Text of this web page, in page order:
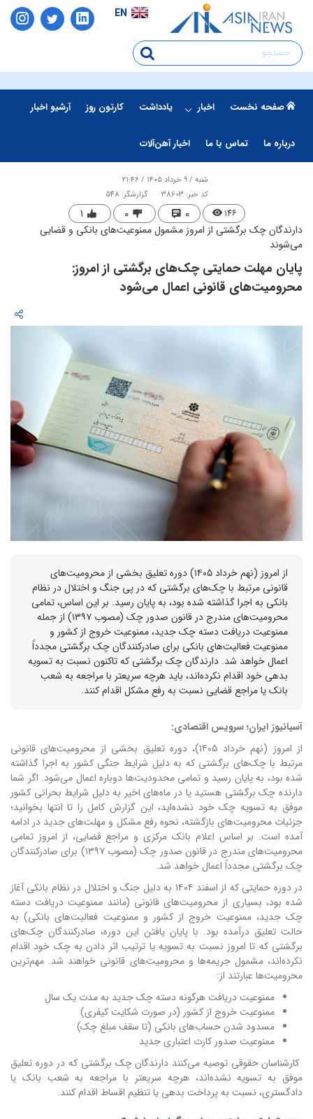
EN
صفحه نخست اخبار یادداشت کارتون روز آرشیو اخبار
درباره ما تماس با ما اخبار آهن‌آلات
شنبه / ۹ خرداد ۱۴۰۵ / ۲۱:۴۶
کد خبر: 38603
گزارشگر: 548
۱۴۶ ۰ ۰ ۱
دارندگان چک برگشتی از امروز مشمول ممنوعیت‌های بانکی و قضایی
می‌شوند
​پایان مهلت حمایتی چک‌های برگشتی از امروز:
محرومیت‌های قانونی اعمال می‌شود
از امروز (نهم خرداد ۱۴۰۵) دوره تعلیق بخشی از محرومیت‌های
قانونی مرتبط با چک‌های برگشتی که در پی جنگ و اختلال در نظام
بانکی به اجرا گذاشته شده بود، به پایان رسید. بر این اساس، تمامی
محرومیت‌های مندرج در قانون صدور چک (مصوب ۱۳۹۷) از جمله
ممنوعیت دریافت دسته چک جدید، ممنوعیت خروج از کشور و
ممنوعیت فعالیت‌های بانکی برای صادرکنندگان چک برگشتی مجدداً
اعمال خواهد شد. دارندگان چک برگشتی که تاکنون نسبت به تسویه
بدهی خود اقدام نکرده‌اند، باید هرچه سریعتر با مراجعه به شعب
بانک یا مراجع قضایی نسبت به رفع مشکل اقدام کنند.
آسیانیوز ایران؛ سرویس اقتصادی:
از امروز (نهم خرداد ۱۴۰۵)، دوره تعلیق بخشی از محرومیت‌های قانونی
مرتبط با چک‌های برگشتی که به دلیل شرایط جنگی کشور به اجرا گذاشته
شده بود، به پایان رسید و تمامی محدودیت‌ها دوباره اعمال می‌شود. اگر شما
دارنده چک برگشتی هستید یا در ماه‌های اخیر به دلیل شرایط بحرانی کشور
موفق به تسویه چک خود نشده‌اید، این گزارش کامل را تا انتها بخوانید؛
جزئیات محرومیت‌های بازگشته، نحوه رفع مشکل و مهلت‌های جدید در ادامه
آمده است. بر اساس اعلام بانک مرکزی و مراجع قضایی، از امروز تمامی
محرومیت‌های مندرج در قانون صدور چک (مصوب ۱۳۹۷) برای صادرکنندگان
چک برگشتی مجدداً اعمال خواهد شد.
در دوره حمایتی که از اسفند ۱۴۰۴ به دلیل جنگ و اختلال در نظام بانکی آغاز
شده بود، بسیاری از محرومیت‌های قانونی (مانند ممنوعیت دریافت دسته
چک جدید، ممنوعیت خروج از کشور و ممنوعیت فعالیت‌های بانکی) به
حالت تعلیق درآمده بود. با پایان یافتن این دوره، صادرکنندگان چک‌های
برگشتی که تا امروز نسبت به تسویه یا ترتیب اثر دادن به چک خود اقدام
نکرده‌اند، مشمول جریمه‌ها و محرومیت‌های قانونی خواهند شد. مهم‌ترین
محرومیت‌ها عبارتند از:
ممنوعیت دریافت هرگونه دسته چک جدید به مدت یک سال
ممنوعیت خروج از کشور (در صورت شکایت کیفری)
مسدود شدن حساب‌های بانکی (تا سقف مبلغ چک)
ممنوعیت صدور کارت اعتباری جدید
کارشناسان حقوقی توصیه می‌کنند دارندگان چک برگشتی که در دوره تعلیق
موفق به تسویه نشده‌اند، هرچه سریعتر با مراجعه به شعب بانک یا
دادگستری، نسبت به پرداخت بدهی یا تنظیم اقساط اقدام کنند.